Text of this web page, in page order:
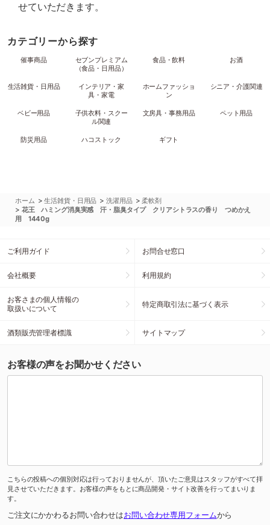
せていただきます。
カテゴリーから探す
催事商品
セブンプレミアム
（食品・日用品）
食品・飲料 お酒
生活雑貨・日用品
インテリア・家
具・家電
ホームファッショ
ン
シニア・介護関連
ベビー用品
子供衣料・スクー
ル関連
文房具・事務用品 ペット用品
防災用品 ハコストック ギフト
ホーム >生活雑貨・日用品 >洗濯用品 >柔軟剤
> 花王 ハミング消臭実感 汗・脂臭タイプ クリアシトラスの香り つめかえ
用 1440g
ご利用ガイド お問合せ窓口
会社概要 利用規約
お客さまの個人情報の
取扱いについて
特定商取引法に基づく表示
酒類販売管理者標識 サイトマップ
お客様の声をお聞かせください
こちらの投稿への個別対応は行っておりませんが、頂いたご意見はスタッフがすべて拝
見させていただきます。お客様の声をもとに商品開発・サイト改善を行ってまいりま
す。
ご注文にかかわるお問い合わせはお問い合わせ専用フォームから